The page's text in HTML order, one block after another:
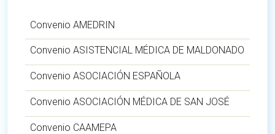
Convenio AMEDRIN
Convenio ASISTENCIAL MÉDICA DE MALDONADO
Convenio ASOCIACIÓN ESPAÑOLA
Convenio ASOCIACIÓN MÉDICA DE SAN JOSÉ
Convenio CAAMEPA